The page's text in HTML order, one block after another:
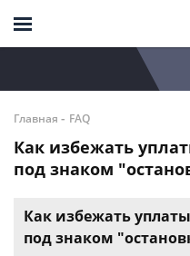
Главная - FAQ
Как избежать
под знаком
Как избежать
под знаком